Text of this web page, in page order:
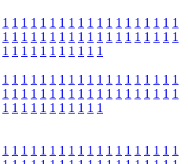
1 1 1 1 1 1 1 1 1 1 1 1 1 1 1 1 1 1 1
1 1 1 1 1 1 1 1 1 1 1 1 1 1 1 1 1 1 1
1 1 1 1 1 1 1 1 1 1 1
1 1 1 1 1 1 1 1 1 1 1 1 1 1 1 1 1 1 1
1 1 1 1 1 1 1 1 1 1 1 1 1 1 1 1 1 1 1
1 1 1 1 1 1 1 1 1 1 1
1 1 1 1 1 1 1 1 1 1 1 1 1 1 1 1 1 1 1